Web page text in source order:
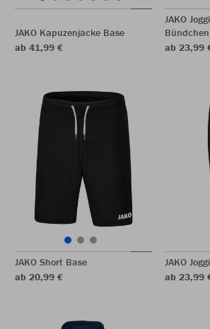
JAKO Kapuzenjacke Base
ab 41,99 €
JAKO
Bündchen
ab 23,99
JAKO Short Base
ab 20,99 €
JAKO
ab 23,99